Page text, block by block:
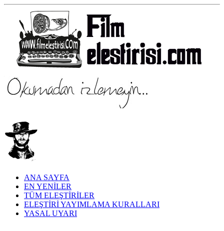
ANA SAYFA
EN YENİLER
TÜM ELEŞTİRİLER
ELEŞTİRİ YAYIMLAMA KURALLARI
YASAL UYARI